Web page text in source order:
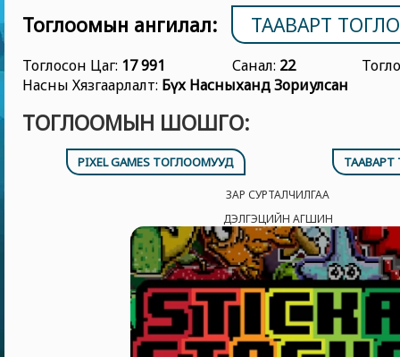
Тоглоомын ангилал:
ТААВАРТ
Тоглосон Цаг: 17 991 Санал: 22
Насны Хязгаарлалт: Бүх Насныханд Зориулсан
ТОГЛООМЫН ШОШГО:
PIXEL GAMES ТОГЛООМУУД
ЗАР СУРТАЛЧИЛГАА
ДЭЛГЭЦИЙН АГШИН